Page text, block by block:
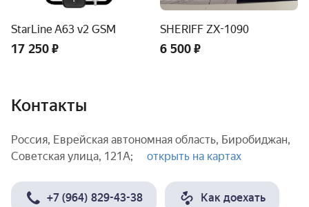
StarLine A63 v2 GSM
17 250 ₽
SHERIFF ZX-1090
6 500 ₽
Контакты
Россия, Еврейская автономная область, Биробиджан,
Советская улица, 121А;
открыть на картах
+7 (964) 829-43-38 Как доехать